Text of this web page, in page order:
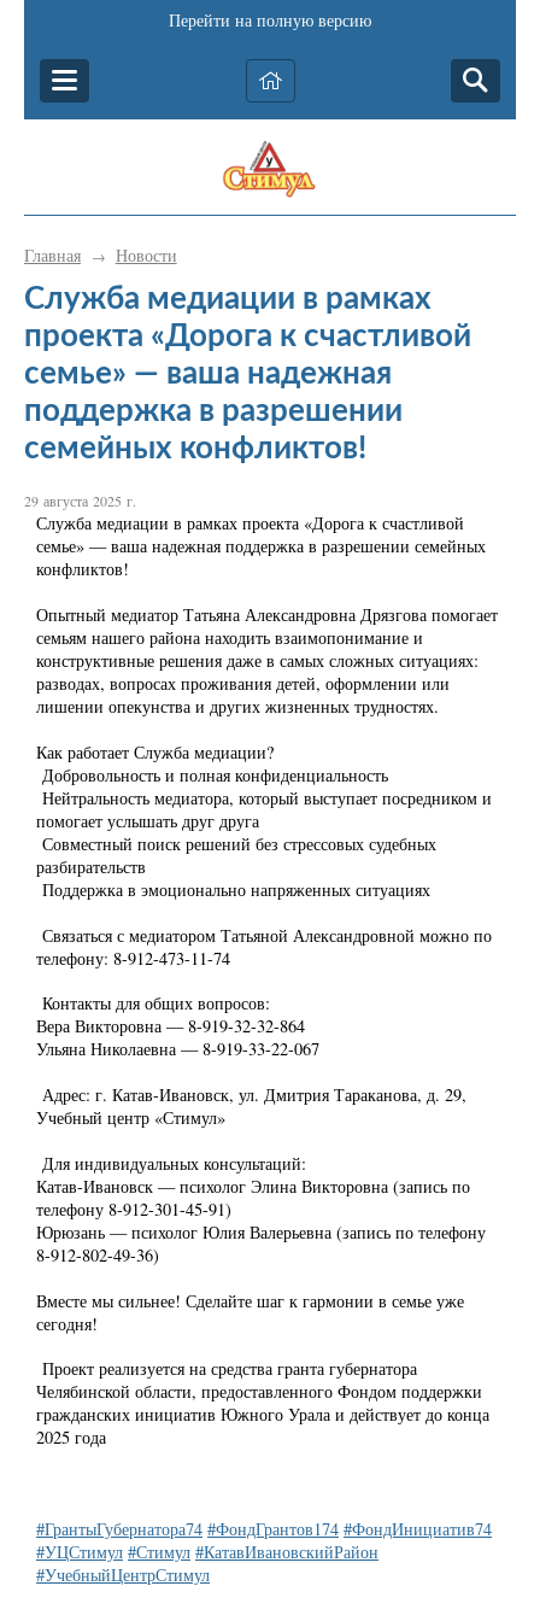
Перейти на полную версию
Главная → Новости
Служба медиации в рамках
проекта «Дорога к счастливой
семье» — ваша надежная
поддержка в разрешении
семейных конфликтов!
29 августа 2025 г.
Служба медиации в рамках проекта «Дорога к счастливой
семье» — ваша надежная поддержка в разрешении семейных
конфликтов!
Опытный медиатор Татьяна Александровна Дрязгова помогает
семьям нашего района находить взаимопонимание и
конструктивные решения даже в самых сложных ситуациях:
разводах, вопросах проживания детей, оформлении или
лишении опекунства и других жизненных трудностях.
Как работает Служба медиации?
Добровольность и полная конфиденциальность
Нейтральность медиатора, который выступает посредником и
помогает услышать друг друга
Совместный поиск решений без стрессовых судебных
разбирательств
Поддержка в эмоционально напряженных ситуациях
Связаться с медиатором Татьяной Александровной можно по
телефону: 8-912-473-11-74
Контакты для общих вопросов:
Вера Викторовна — 8-919-32-32-864
Ульяна Николаевна — 8-919-33-22-067
Адрес: г. Катав-Ивановск, ул. Дмитрия Тараканова, д. 29,
Учебный центр «Стимул»
Для индивидуальных консультаций:
Катав-Ивановск — психолог Элина Викторовна (запись по
телефону 8-912-301-45-91)
Юрюзань — психолог Юлия Валерьевна (запись по телефону
8-912-802-49-36)
Вместе мы сильнее! Сделайте шаг к гармонии в семье уже
сегодня!
Проект реализуется на средства гранта губернатора
Челябинской области, предоставленного Фондом поддержки
гражданских инициатив Южного Урала и действует до конца
2025 года
#ГрантыГубернатора74 #ФондГрантов174 #ФондИнициатив74
#УЦСтимул #Стимул #КатавИвановскийРайон
#УчебныйЦентрСтимул